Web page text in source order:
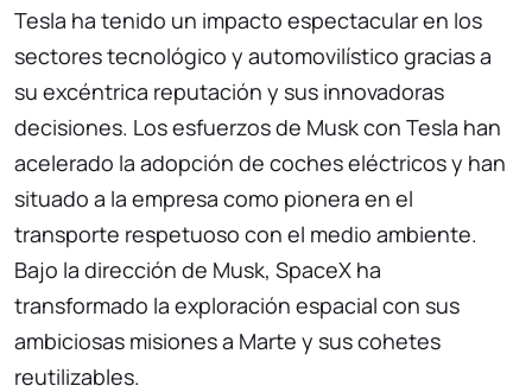
Tesla ha tenido un impacto espectacular en los
sectores tecnológico y automovilístico gracias a
su excéntrica reputación y sus innovadoras
decisiones. Los esfuerzos de Musk con Tesla han
acelerado la adopción de coches eléctricos y han
situado a la empresa como pionera en el
transporte respetuoso con el medio ambiente.
Bajo la dirección de Musk, SpaceX ha
transformado la exploración espacial con sus
ambiciosas misiones a Marte y sus cohetes
reutilizables.